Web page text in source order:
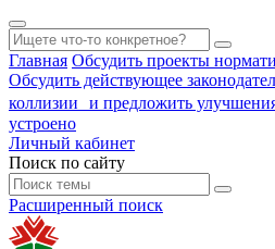
Главная Обсудить проекты
Обсудить действующее
коллизии и предложить
устроено
Личный кабинет
Поиск по сайту
Расширенный поиск